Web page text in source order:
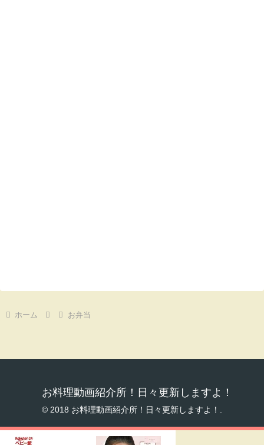
ホーム お弁当
お料理動画紹介所！日々更新しますよ！
© 2018 お料理動画紹介所！日々更新しますよ！.